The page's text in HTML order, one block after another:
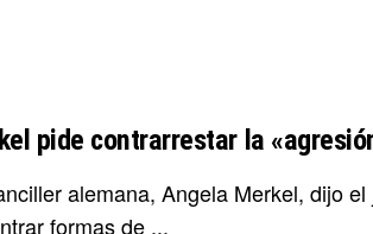
pide contrarrestar la
alemana, Angela Merkel, dijo
formas de ...